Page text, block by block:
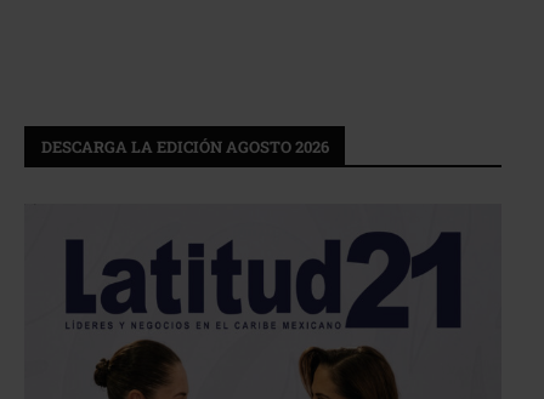
DESCARGA LA EDICIÓN AGOSTO 2026